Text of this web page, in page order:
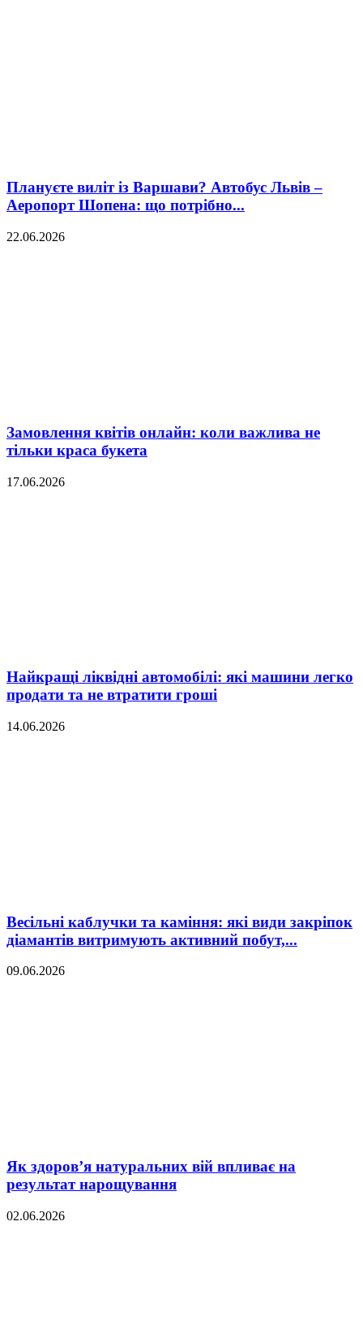
Плануєте виліт із Варшави? Автобус Львів –
Аеропорт Шопена: що потрібно...
22.06.2026
Замовлення квітів онлайн: коли важлива не
тільки краса букета
17.06.2026
Найкращі ліквідні автомобілі: які машини легко
продати та не втратити гроші
14.06.2026
Весільні каблучки та каміння: які види закріпок
діамантів витримують активний побут,...
09.06.2026
Як здоров’я натуральних вій впливає на
результат нарощування
02.06.2026